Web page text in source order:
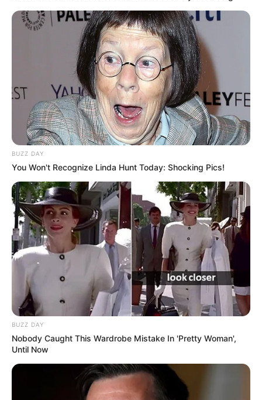
PRONOSTIC QUINTÉ PRESSE PMU PLAY et
bruits d’écuries du jour dans le PRIX DE LA
TOUR EIFFEL – 1er Juillet 2026
l’hippodrome d’ENGHIEN – PRIX DE LA TOUR EIFFEL.
Course de Trot attelé, pour un parcours de 2150 mètres.
BUZZ DAY
You Won't Recognize Linda Hunt Today: Shocking Pics!
BUZZ DAY
Nobody Caught This Wardrobe Mistake In 'Pretty Woman',
Until Now